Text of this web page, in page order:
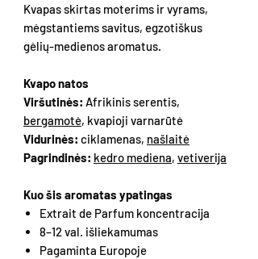
Kvapas skirtas moterims ir vyrams,
mėgstantiems savitus, egzotiškus
gėlių-medienos aromatus.
Kvapo natos
Viršutinės: Afrikinis serentis,
bergamotė, kvapioji varnarūtė
Vidurinės: ciklamenas, našlaitė
Pagrindinės: kedro mediena, vetiverija
Kuo šis aromatas ypatingas
Extrait de Parfum koncentracija
8–12 val. išliekamumas
Pagaminta Europoje